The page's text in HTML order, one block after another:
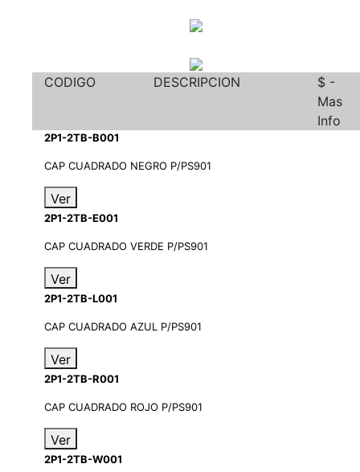
CODIGO DESCRIPCION
$ -
Mas
Info
2P1-2TB-B001
CAP CUADRADO NEGRO P/PS901
Ver
2P1-2TB-E001
CAP CUADRADO VERDE P/PS901
Ver
2P1-2TB-L001
CAP CUADRADO AZUL P/PS901
Ver
2P1-2TB-R001
CAP CUADRADO ROJO P/PS901
Ver
2P1-2TB-W001